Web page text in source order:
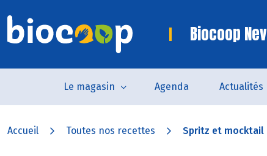
Biocoop
Le magasin Agenda Actualités
Accueil Toutes nos recettes Spritz et mocktail